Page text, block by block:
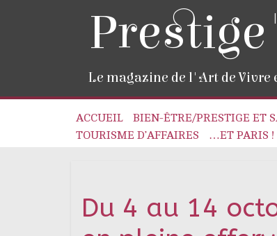
Le magazine de l'Art de Vivre
ACCUEIL BIEN-ÊTRE/PRESTIGE ET
TOURISME D’AFFAIRES
…ET PARIS !
Du 4 au 14